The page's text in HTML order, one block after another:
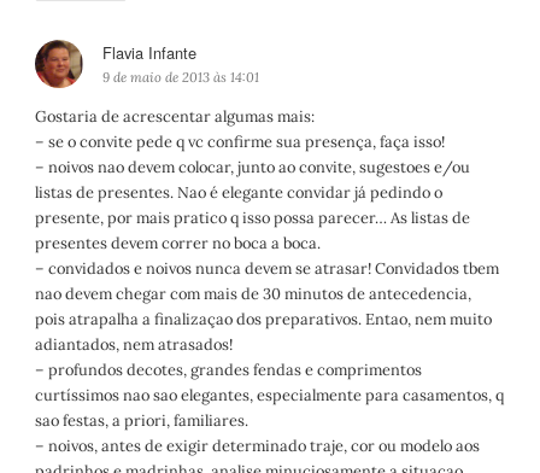
Flavia Infante
i
s
e
:
9 de maio de 2013 às 14:01
Gostaria de acrescentar algumas mais:
– se o convite pede q vc confirme sua presença, faça isso!
– noivos nao devem colocar, junto ao convite, sugestoes e/ou
listas de presentes. Nao é elegante convidar já pedindo o
presente, por mais pratico q isso possa parecer… As listas de
presentes devem correr no boca a boca.
– convidados e noivos nunca devem se atrasar! Convidados tbem
nao devem chegar com mais de 30 minutos de antecedencia,
pois atrapalha a finalizaçao dos preparativos. Entao, nem muito
adiantados, nem atrasados!
– profundos decotes, grandes fendas e comprimentos
curtíssimos nao sao elegantes, especialmente para casamentos, q
sao festas, a priori, familiares.
– noivos, antes de exigir determinado traje, cor ou modelo aos